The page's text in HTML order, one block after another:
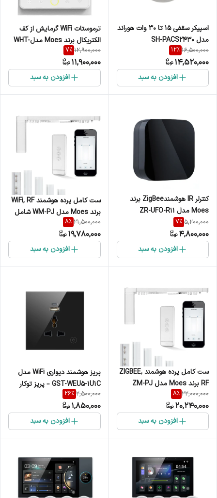
اسپیکر سقفی 15 تا 30 وات هوراند
مدل SH-PACS2430
16,500,000
12%
14,520,000
افزودن به سبد
ترموستات WiFi گرمایش از کف
الکتریکال برند Moes مدلWHT-
002-GB
12,900,000
7%
11,900,000
افزودن به سبد
کنترلر IR هوشمندZigBee برند
Moes مدل ZR-UFO-R11
5,200,000
7%
4,800,000
افزودن به سبد
ست کامل پرده هوشمند WiFi, RF
برند Moes مدل WM-PJ شامل
موتور، ریل و ریموت
21,500,000
8%
19,780,000
افزودن به سبد
ست کامل پرده هوشمند ZIGBEE,
RF برند Moes مدل ZM-PJ
شامل موتور، ریل و ریموت
22,000,000
8%
20,240,000
افزودن به سبد
پریز هوشمند دیواری WiFi مدل
GST-WEU5-1U1C – پریز توکار
هوشمند با USB و Type-C
2,500,000
26%
1,850,000
افزودن به سبد